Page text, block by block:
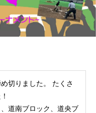
切りました。 たくさ
道南ブロック、道央ブ